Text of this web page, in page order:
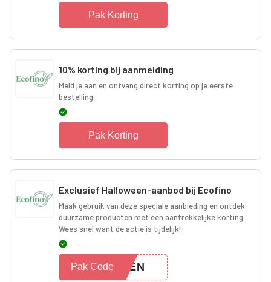
Pak Korting
10% korting bij aanmelding
Meld je aan en ontvang direct korting op je eerste
bestelling.
Pak Korting
Exclusief Halloween-aanbod bij Ecofino
Maak gebruik van deze speciale aanbieding en ontdek
duurzame producten met een aantrekkelijke korting.
Wees snel want de actie is tijdelijk!
WEEN
Pak Code